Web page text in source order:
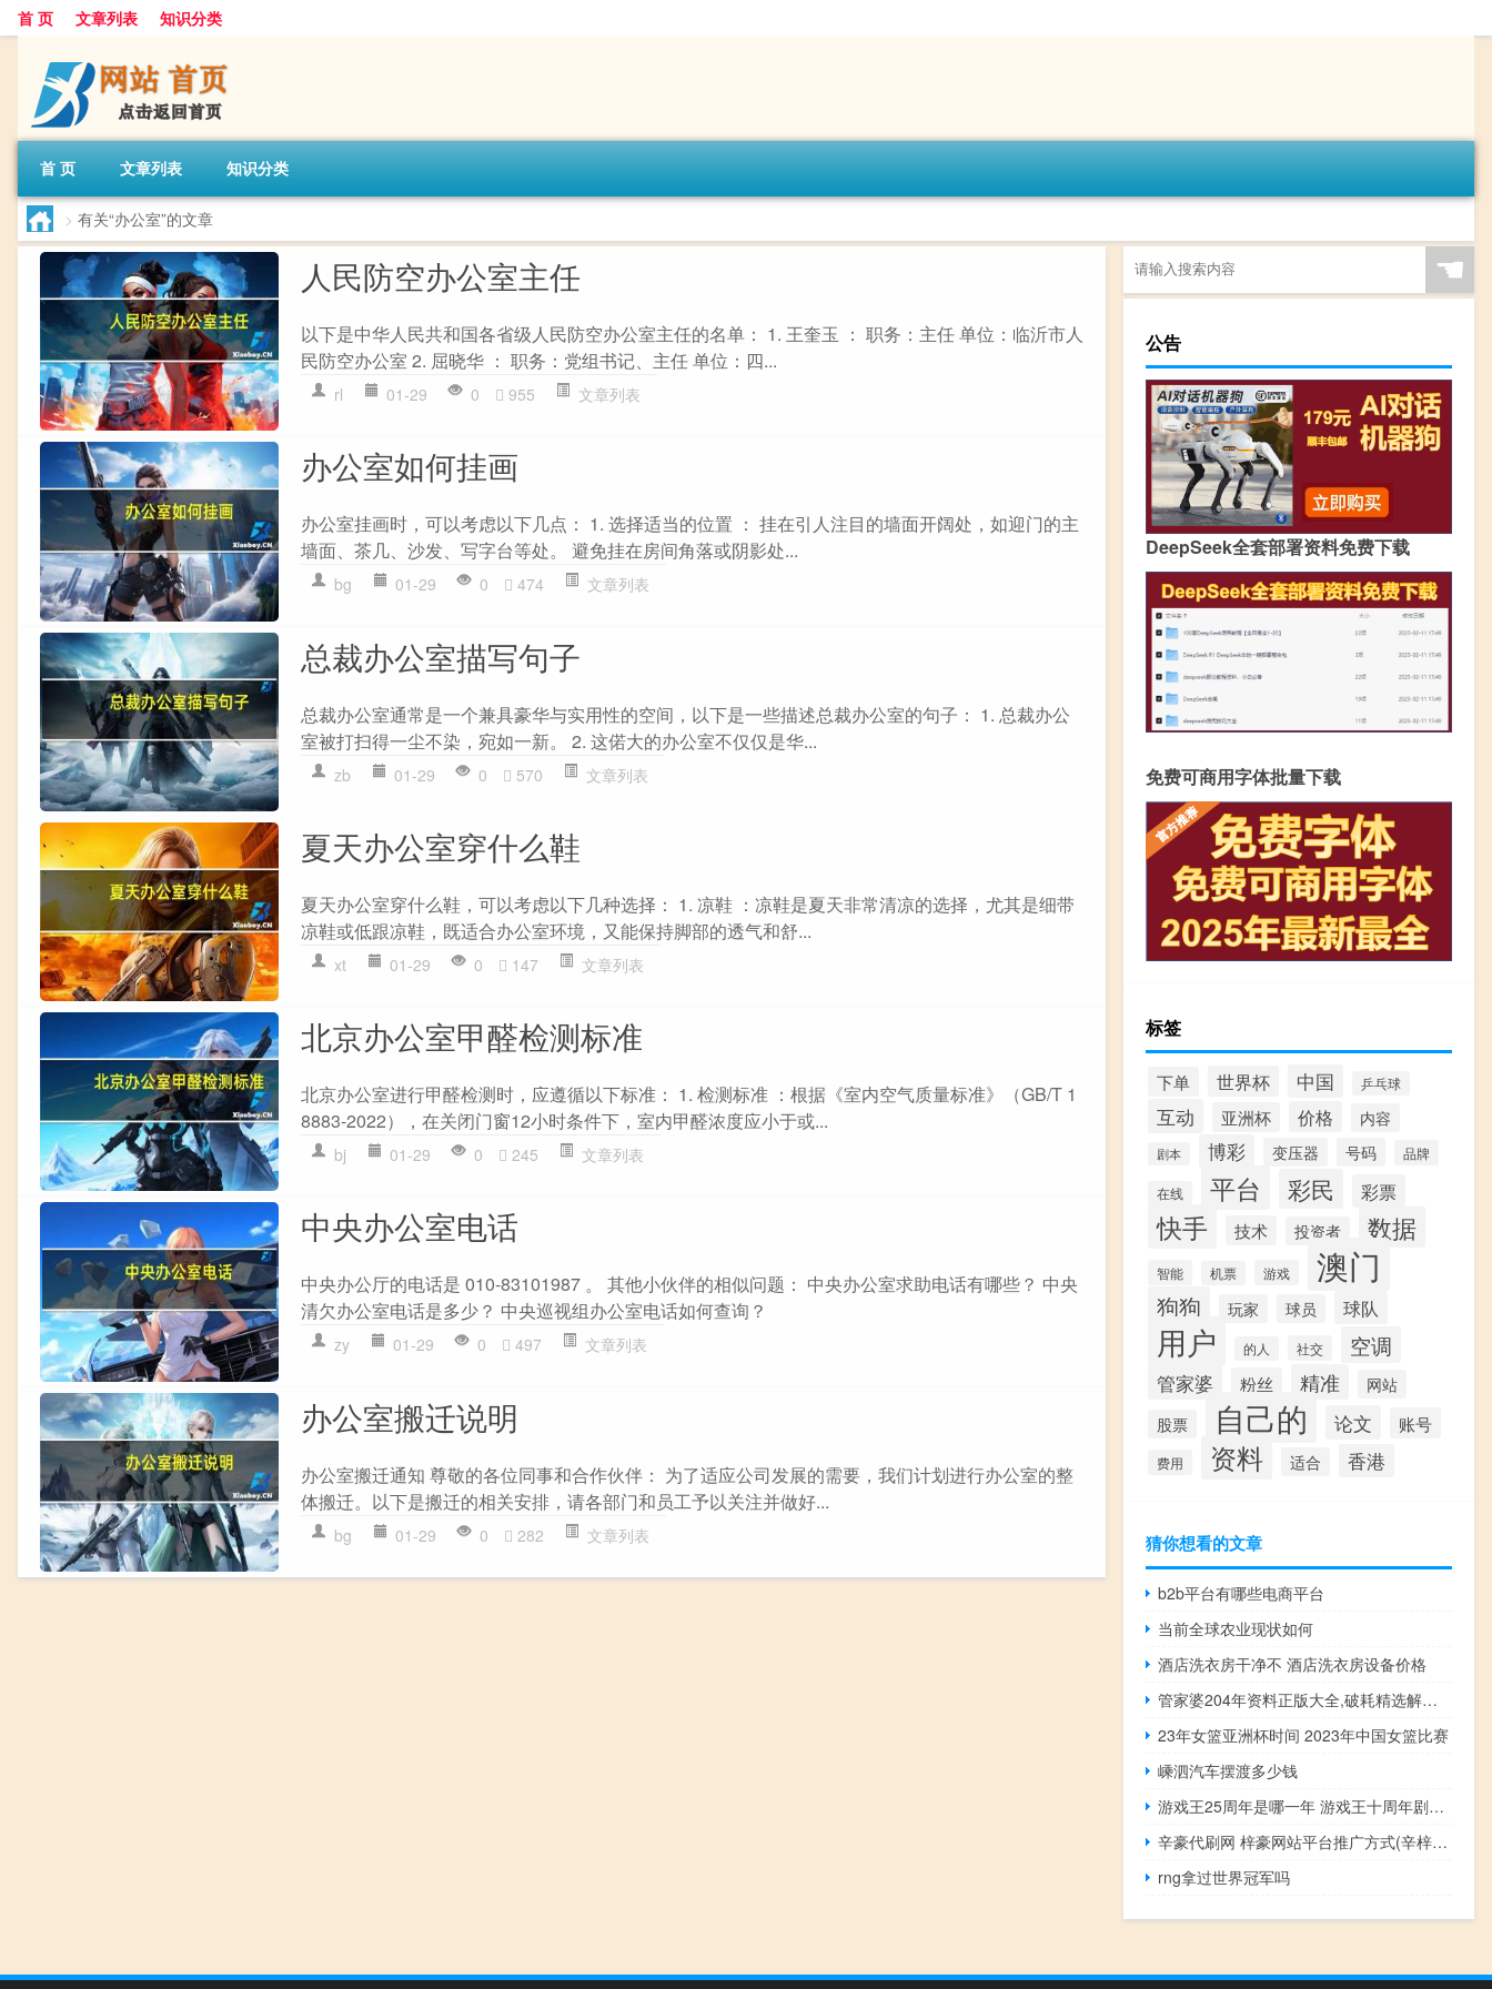
首 页 文章列表 知识分类
首 页 文章列表 知识分类
> 有关“办公室”的文章
人民防空办公室主任
以下是中华人民共和国各省级人民防空办公室主任的名单： 1. 王奎玉 ： 职务：主任 单位：临沂市人
民防空办公室 2. 屈晓华 ： 职务：党组书记、主任 单位：四...
rl 01-29 0 955 文章列表
办公室如何挂画
办公室挂画时，可以考虑以下几点： 1. 选择适当的位置 ： 挂在引人注目的墙面开阔处，如迎门的主
墙面、茶几、沙发、写字台等处。 避免挂在房间角落或阴影处...
bg 01-29 0 474 文章列表
总裁办公室描写句子
总裁办公室通常是一个兼具豪华与实用性的空间，以下是一些描述总裁办公室的句子： 1. 总裁办公
室被打扫得一尘不染，宛如一新。 2. 这偌大的办公室不仅仅是华...
zb 01-29 0 570 文章列表
夏天办公室穿什么鞋
夏天办公室穿什么鞋，可以考虑以下几种选择： 1. 凉鞋 ：凉鞋是夏天非常清凉的选择，尤其是细带
凉鞋或低跟凉鞋，既适合办公室环境，又能保持脚部的透气和舒...
xt 01-29 0 147 文章列表
北京办公室甲醛检测标准
北京办公室进行甲醛检测时，应遵循以下标准： 1. 检测标准 ：根据《室内空气质量标准》（GB/T 1
8883-2022），在关闭门窗12小时条件下，室内甲醛浓度应小于或...
bj 01-29 0 245 文章列表
中央办公室电话
中央办公厅的电话是 010-83101987 。 其他小伙伴的相似问题： 中央办公室求助电话有哪些？ 中央
清欠办公室电话是多少？ 中央巡视组办公室电话如何查询？
zy 01-29 0 497 文章列表
办公室搬迁说明
办公室搬迁通知 尊敬的各位同事和合作伙伴： 为了适应公司发展的需要，我们计划进行办公室的整
体搬迁。以下是搬迁的相关安排，请各部门和员工予以关注并做好...
bg 01-29 0 282 文章列表
☚
公告
DeepSeek全套部署资料免费下载
免费可商用字体批量下载
标签
下单 世界杯 中国 乒乓球
互动 亚洲杯 价格 内容
剧本 博彩 变压器 号码 品牌
在线 平台 彩民 彩票
快手 技术 投资者 数据
智能 机票 游戏 澳门
狗狗 玩家 球员 球队
用户 的人 社交 空调
管家婆 粉丝 精准
网站
股票
自己的 论文 账号
费用 资料 适合 香港
猜你想看的文章
b2b平台有哪些电商平台
当前全球农业现状如何
酒店洗衣房干净不 酒店洗衣房设备价格
管家婆204年资料正版大全,破耗精选解释落实_Sims82.70.19
23年女篮亚洲杯时间 2023年中国女篮比赛
嵊泗汽车摆渡多少钱
游戏王25周年是哪一年 游戏王十周年剧场版
辛豪代刷网 梓豪网站平台推广方式(辛梓豪是谁)
rng拿过世界冠军吗